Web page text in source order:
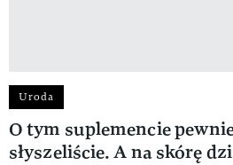
Uroda
O tym suplemencie
słyszeliście. A na skórę